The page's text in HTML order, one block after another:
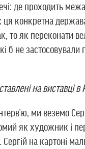
де проходить
ця конкретна
то як переконати
б не
на виставці в
ми веземо
як художник і
на картоні